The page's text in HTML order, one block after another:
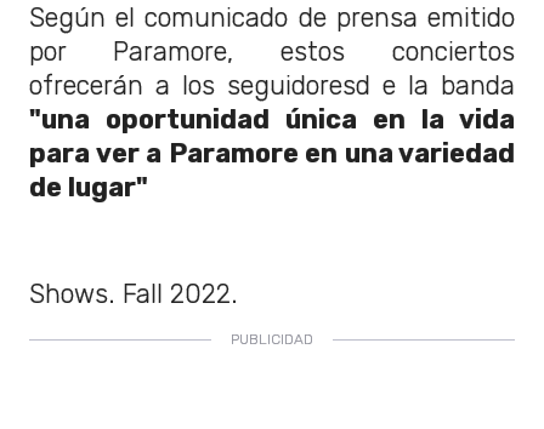
Según el comunicado de prensa emitido
por Paramore, estos conciertos
ofrecerán a los seguidoresd e la banda
"una oportunidad única en la vida
para ver a Paramore en una variedad
de lugar"
Shows. Fall 2022.